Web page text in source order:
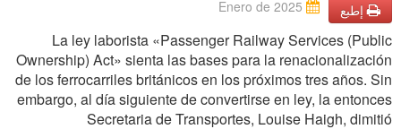
إطبع
La ley laborista «Passenger Railway Services (Public
Ownership) Act» sienta las bases para la renacionalización
de los ferrocarriles británicos en los próximos tres años. Sin
embargo, al día siguiente de convertirse en ley, la entonces
Secretaria de Transportes, Louise Haigh, dimitió